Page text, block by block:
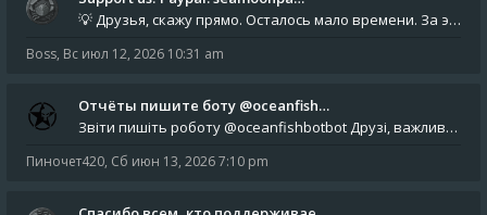
💡 Друзья, скажу прямо. Осталось мало времени. За это время нам нужно закрыть последние обязательные расходы: около 500
Boss, Вс июл 12, 2026 10:31 am
Отчёты пишите боту @oceanfish…
Звіти пишіть роботу @oceanfishbotbot Друзі, важливе повідомлення для учасників форума. Основне звернення опублікован
Пиночет420, Сб июн 13, 2026 7:10 pm